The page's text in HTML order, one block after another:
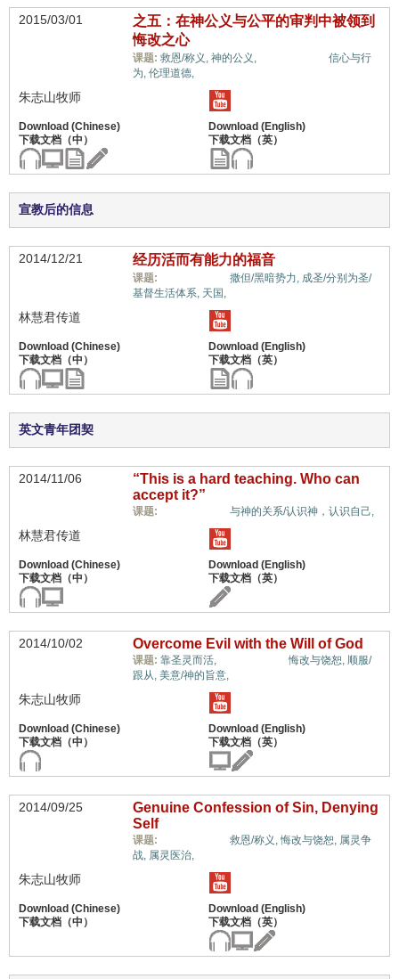
2015/03/01
之五：在神公义与公平的审判中被领到
悔改之心
课题: 救恩/称义, 神的公义,
信心与行
为, 伦理道德,
朱志山牧师
宣教后的信息
2014/12/21 经历活而有能力的福音
课题: 撒但/黑暗势力, 成圣/分别为圣/
基督生活体系, 天国,
林慧君传道
英文青年团契
2014/11/06
“This is a hard teaching. Who can
accept it?”
课题: 与神的关系/认识神，认识自己,
林慧君传道
2014/10/02 Overcome Evil with the Will of God
课题: 靠圣灵而活, 悔改与饶恕, 顺服/
跟从, 美意/神的旨意,
朱志山牧师
2014/09/25
Genuine Confession of Sin, Denying
Self
课题: 救恩/称义, 悔改与饶恕, 属灵争
战, 属灵医治,
朱志山牧师